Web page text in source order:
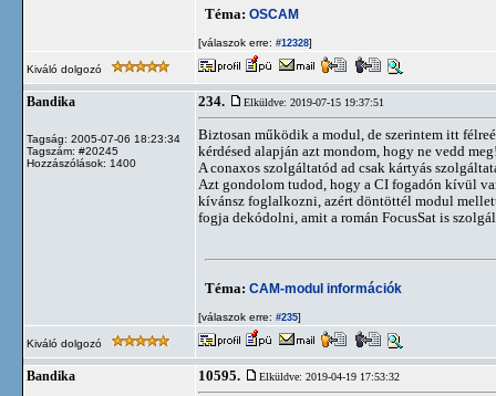
Téma: OSCAM
[válaszok erre: #12328]
Kiváló dolgozó
Bandika
Tagság: 2005-07-06 18:23:34
Tagszám: #20245
Hozzászólások: 1400
234. Elküldve: 2019-07-15 19:37:51
Biztosan működik a modul, de szerintem itt
kérdésed alapján azt mondom, hogy ne vedd
A conaxos szolgáltatód ad csak kártyás
Azt gondolom tudod, hogy a CI fogadón kívül
kívánsz foglalkozni, azért döntöttél modul
fogja dekódolni, amit a román FocusSat is
Téma: CAM-modul információk
[válaszok erre: #235]
Kiváló dolgozó
Bandika 10595. Elküldve: 2019-04-19 17:53:32